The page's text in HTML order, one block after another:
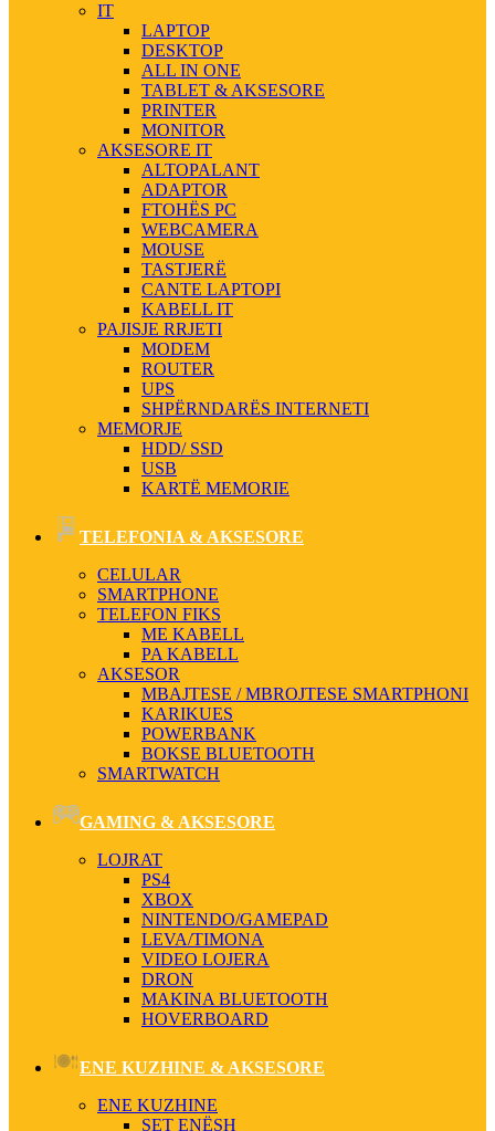
IT
LAPTOP
DESKTOP
ALL IN ONE
TABLET & AKSESORE
PRINTER
MONITOR
AKSESORE IT
ALTOPALANT
ADAPTOR
FTOHËS PC
WEBCAMERA
MOUSE
TASTJERË
CANTE LAPTOPI
KABELL IT
PAJISJE RRJETI
MODEM
ROUTER
UPS
SHPËRNDARËS INTERNETI
MEMORJE
HDD/ SSD
USB
KARTË MEMORIE
TELEFONIA & AKSESORE
CELULAR
SMARTPHONE
TELEFON FIKS
ME KABELL
PA KABELL
AKSESOR
MBAJTESE / MBROJTESE SMARTPHONI
KARIKUES
POWERBANK
BOKSE BLUETOOTH
SMARTWATCH
GAMING & AKSESORE
LOJRAT
PS4
XBOX
NINTENDO/GAMEPAD
LEVA/TIMONA
VIDEO LOJERA
DRON
MAKINA BLUETOOTH
HOVERBOARD
ENE KUZHINE & AKSESORE
ENE KUZHINE
SET ENËSH